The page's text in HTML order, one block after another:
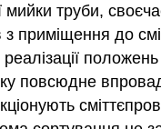
мийки труби,
приміщення до
повсюдне
Стебницькому
планову перевірку
«Полімінерал».